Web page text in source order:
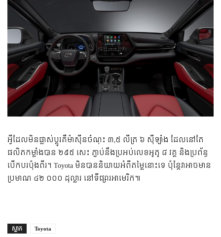
អ្វី​ដែល​មិន​ផ្លាស់​ប្ដូរ​គឺ​ម៉ាស៊ីន​ចំណុះ ៣,៥ លីត្រ ៦ ស៊ីឡាំង ដែល​នៅ​តែ​
ផលិត​កម្លាំង​បាន ២៩៥ សេះ ភ្ជាប់​នឹង​ប្រអប់​លេខ​អូតូ ៨ វគ្គ និង​ប្រព័ន្ធ​
បើកបរ​ប៉ុង​ពីរ។ Toyota មិន​បាន​និយាយ​អំពី​តម្លៃ​នោះ​ទេ ប៉ុន្តែ​វា​អាច​មាន​
ប្រមាណ ៤២ ០០០ ដុល្លារ នៅ​ទីផ្សារ​អាមេរិក​៕​
ស្លាក Toyota